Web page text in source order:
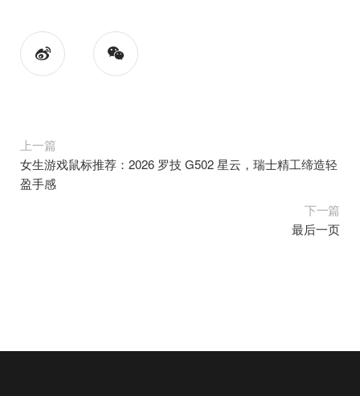
上一篇
女生游戏鼠标推荐：2026 罗技 G502 星云，瑞士精工缔造轻
盈手感
下一篇
最后一页